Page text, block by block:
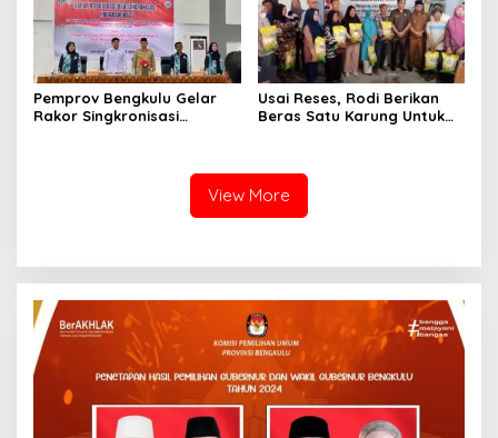
Pemprov Bengkulu Gelar
Rakor Singkronisasi
Usai Reses, Rodi Berikan
Beras Satu Karung Untuk
View More